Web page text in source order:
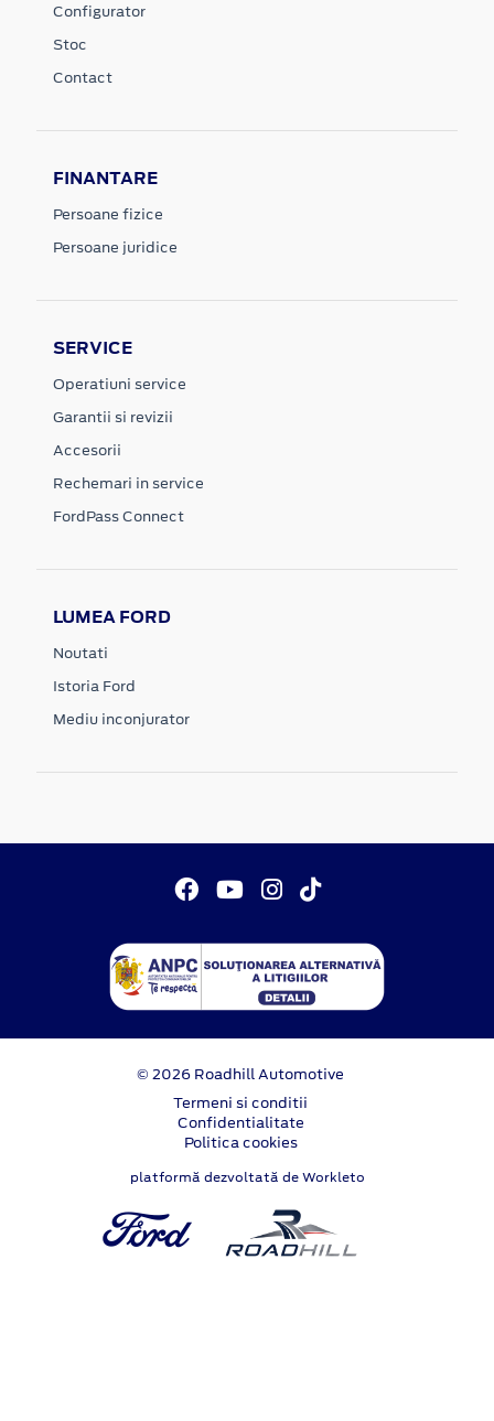
Configurator
Stoc
Contact
FINANTARE
Persoane fizice
Persoane juridice
SERVICE
Operatiuni service
Garantii si revizii
Accesorii
Rechemari in service
FordPass Connect
LUMEA FORD
Noutati
Istoria Ford
Mediu inconjurator
© 2026 Roadhill Automotive
Termeni si conditii
Confidentialitate
Politica cookies
platformă dezvoltată de Workleto